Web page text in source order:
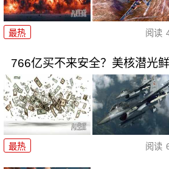
最热 阅读
766亿买不来安全？美核潜光
最热 阅读